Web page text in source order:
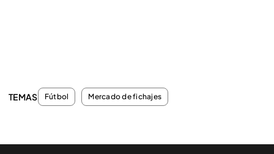
TEMAS Fútbol Mercado de fichajes